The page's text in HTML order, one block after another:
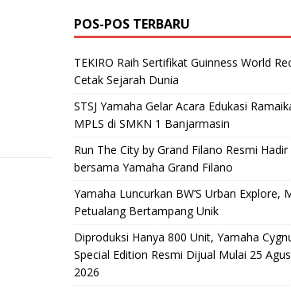
POS-POS TERBARU
TEKIRO Raih Sertifikat Guinness World
Cetak Sejarah Dunia
STSJ Yamaha Gelar Acara Edukasi
MPLS di SMKN 1 Banjarmasin
Run The City by Grand Filano Resmi
bersama Yamaha Grand Filano
Yamaha Luncurkan BW’S Urban Explore,
Petualang Bertampang Unik
Diproduksi Hanya 800 Unit, Yamaha
Special Edition Resmi Dijual Mulai 25
2026